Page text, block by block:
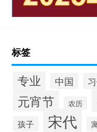
标签
专业 中国
元宵节 农历
孩子 宋代